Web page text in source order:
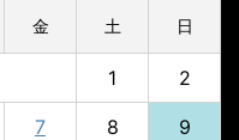
金 土 日
1 2
7 8 9